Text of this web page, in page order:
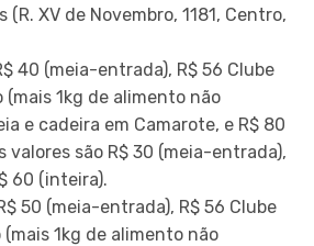
(R. XV de Novembro, 1181, Centro,
40 (meia-entrada), R$ 56 Clube
(mais 1kg de alimento não
e cadeira em Camarote, e R$ 80
valores são R$ 30 (meia-entrada),
60 (inteira).
50 (meia-entrada), R$ 56 Clube
(mais 1kg de alimento não